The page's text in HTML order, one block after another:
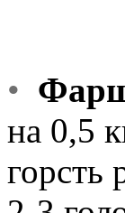
•
на 0,5
горсть